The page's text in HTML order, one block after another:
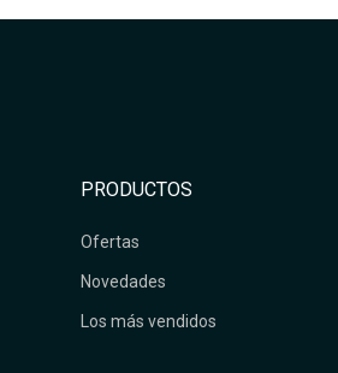
PRODUCTOS
Ofertas
Novedades
Los más vendidos